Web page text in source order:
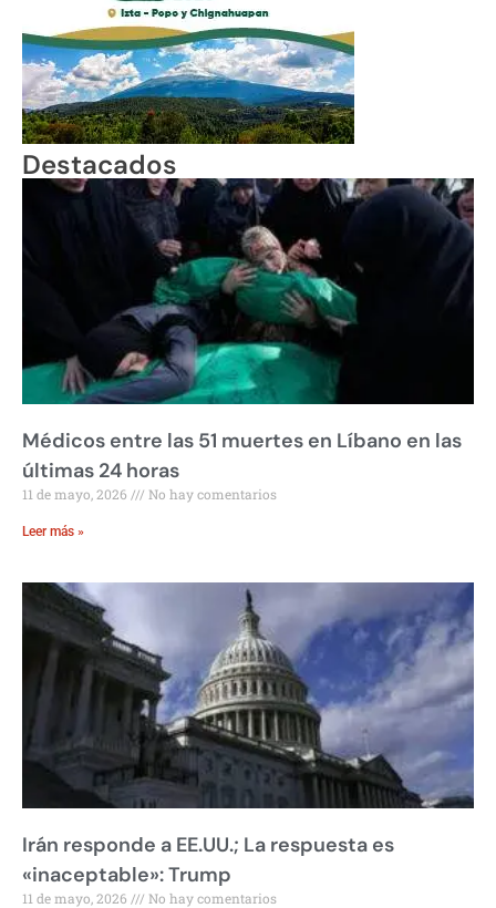
Destacados
Médicos entre las 51 muertes en Líbano en las
últimas 24 horas
11 de mayo, 2026 No hay comentarios
Leer más »
Irán responde a EE.UU.; La respuesta es
«inaceptable»: Trump
11 de mayo, 2026 No hay comentarios